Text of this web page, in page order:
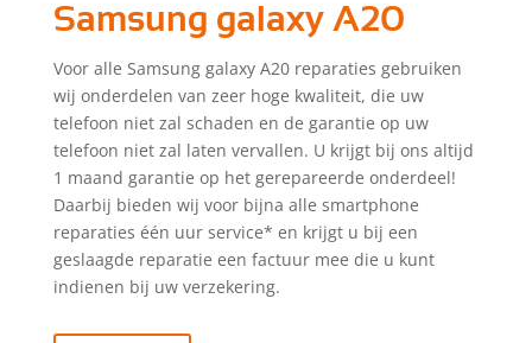
Samsung galaxy A20
Voor alle Samsung galaxy A20 reparaties gebruiken
wij onderdelen van zeer hoge kwaliteit, die uw
telefoon niet zal schaden en de garantie op uw
telefoon niet zal laten vervallen. U krijgt bij ons altijd
1 maand garantie op het gerepareerde onderdeel!
Daarbij bieden wij voor bijna alle smartphone
reparaties één uur service* en krijgt u bij een
geslaagde reparatie een factuur mee die u kunt
indienen bij uw verzekering.